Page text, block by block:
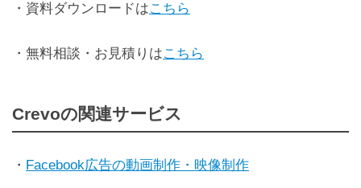
・資料ダウンロードはこちら
・無料相談・お見積りはこちら
Crevoの関連サービス
・ Facebook広告の動画制作・映像制作